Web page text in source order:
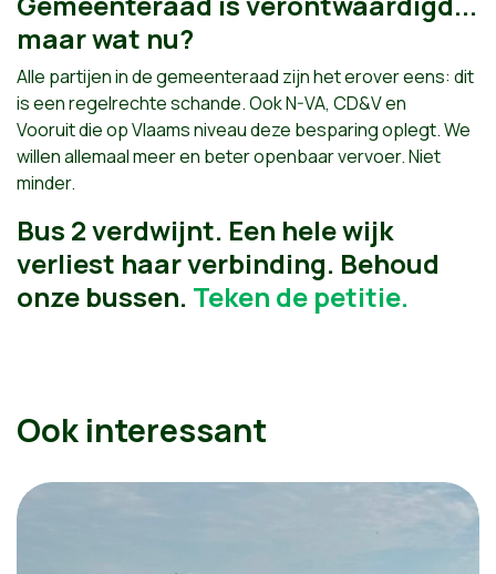
maar wat nu?
Alle partijen in de gemeenteraad zijn het erover eens: dit
is een regelrechte schande. Ook N-VA, CD&V en
Vooruit die op Vlaams niveau deze besparing oplegt. We
willen allemaal meer en beter openbaar vervoer. Niet
minder.
Bus 2 verdwijnt. Een hele wijk
verliest haar verbinding. Behoud
onze bussen. Teken de petitie.
Ook interessant